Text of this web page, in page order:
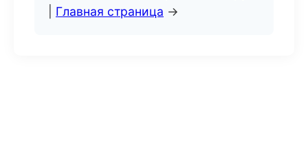
Главная страница →